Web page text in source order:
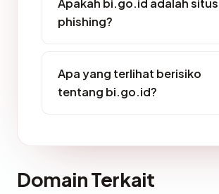
Apakah bi.go.id adalah situs
phishing?
Apa yang terlihat berisiko
tentang bi.go.id?
Domain Terkait